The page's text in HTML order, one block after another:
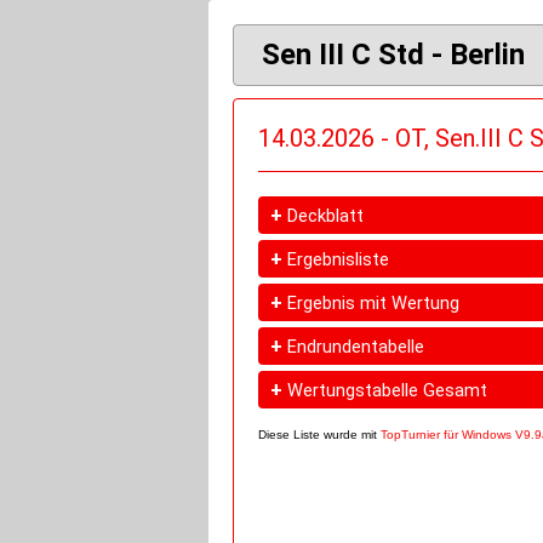
Sen III C Std - Berlin
14.03.2026 - OT, Sen.III C
+ Deckblatt
+ Ergebnisliste
+ Ergebnis mit Wertung
+ Endrundentabelle
+ Wertungstabelle Gesamt
Diese Liste wurde mit TopTurnier für Windows